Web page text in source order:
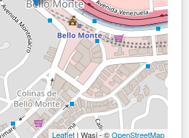
Leaflet | Wasi - ©OpenStreetMap